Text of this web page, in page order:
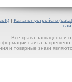
|
Каталог устройств
Все права защищены и
сайта
и товарные знаки